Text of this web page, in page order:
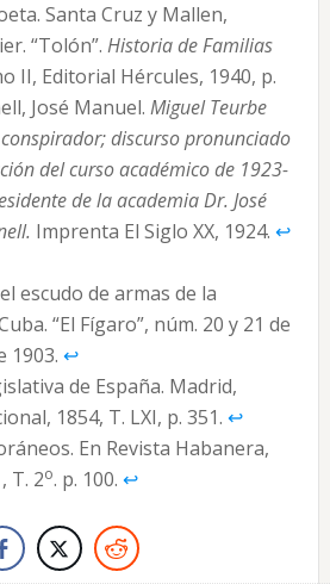
Santa Cruz y Mallen,
“Tolón”. Historia de Familias
II, Editorial Hércules, 1940, p.
José Manuel. Miguel Teurbe
discurso pronunciado
del curso académico de 1923-
de la academia Dr. José
Imprenta El Siglo XX, 1924. ↩︎
escudo de armas de la
“El Fígaro”, núm. 20 y 21 de
1903. ↩︎
de España. Madrid,
1854, T. LXI, p. 351. ↩︎
En Revista Habanera,
T. 2o. p. 100. ↩︎